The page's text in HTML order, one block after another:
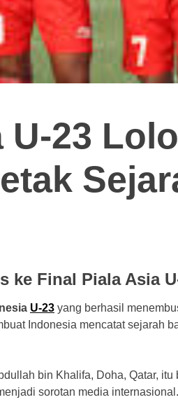
23
Final Piala Asia
U-23yang berhasil
Indonesia mencatat sejarah
bin Khalifa, Doha, Qatar,
sorotan media internasional.